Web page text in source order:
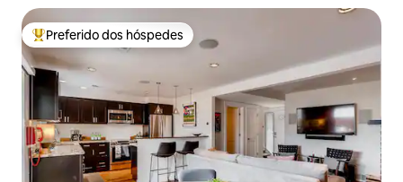
Entre os melhores preferidos dos hóspedes
Preferido dos hóspedes